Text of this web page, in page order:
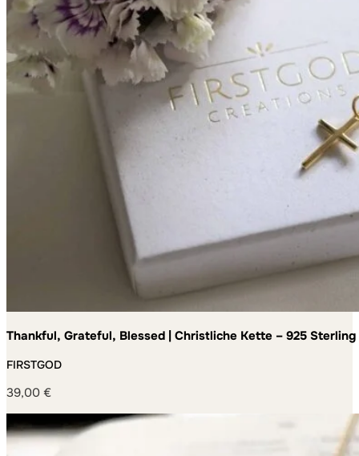
Thankful, Grateful, Blessed | Christliche Kette – 925
FIRSTGOD
39,00 €